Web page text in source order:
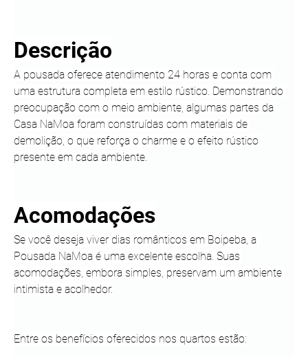
Descrição
A pousada oferece atendimento 24 horas e conta com
uma estrutura completa em estilo rústico. Demonstrando
preocupação com o meio ambiente, algumas partes da
Casa NaMoa foram construídas com materiais de
demolição, o que reforça o charme e o efeito rústico
presente em cada ambiente.
Acomodações
Se você deseja viver dias românticos em Boipeba, a
Pousada NaMoa é uma excelente escolha. Suas
acomodações, embora simples, preservam um ambiente
intimista e acolhedor.
Entre os benefícios oferecidos nos quartos estão: